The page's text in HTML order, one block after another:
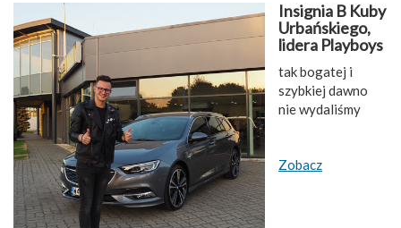
Insignia B Kuby
Urbańskiego,
lidera Playboys
tak bogatej i
szybkiej dawno
nie wydaliśmy
Zobacz